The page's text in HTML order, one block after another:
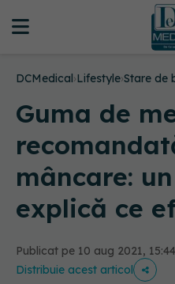
DCMedical›Lifestyle›Stare de
Guma de
mâncare:
explică ce
Publicat pe 10 aug 2021, 15:44
Distribuie acest articol